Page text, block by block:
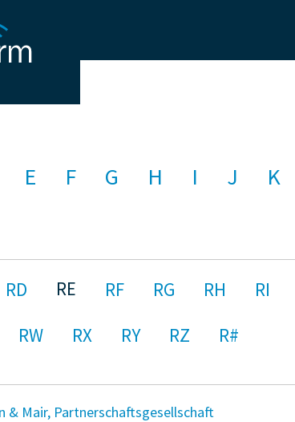
E F G H I J K
RD RE RF RG RH RI
RW RX RY RZ R#
& Mair, Partnerschaftsgesellschaft